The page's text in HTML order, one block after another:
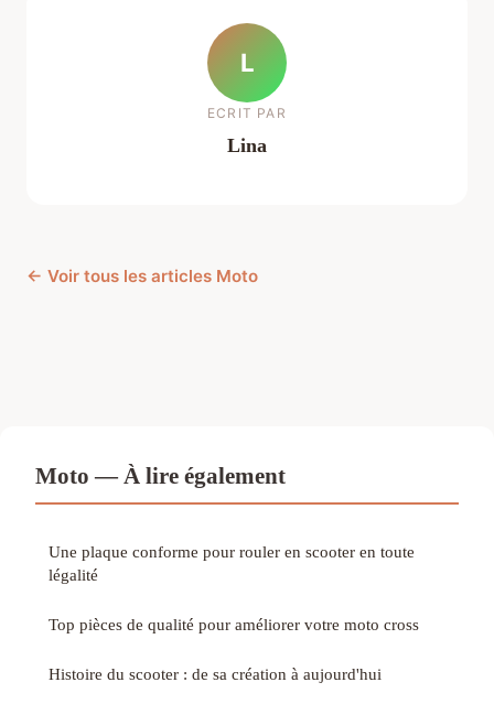
L
ECRIT PAR
Lina
← Voir tous les articles Moto
Moto — À lire également
Une plaque conforme pour rouler en scooter en toute
légalité
Top pièces de qualité pour améliorer votre moto cross
Histoire du scooter : de sa création à aujourd'hui